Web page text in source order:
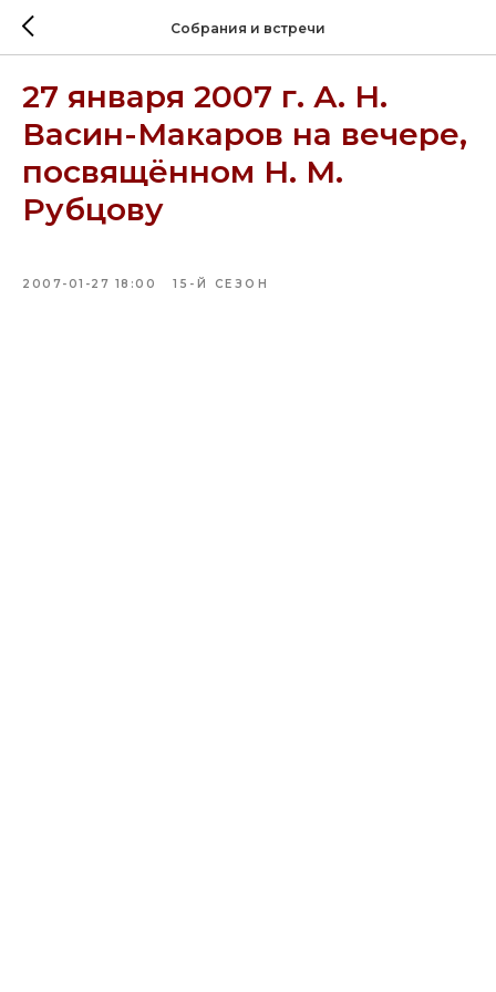
Собрания и встречи
27 января 2007 г. А. Н.
Васин-Макаров на вечере,
посвящённом Н. М.
Рубцову
2007-01-27 18:00 15-Й СЕЗОН